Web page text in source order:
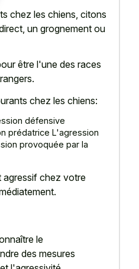
chez les chiens, citons
un grognement ou
être l'une des races
chez les chiens:
défensive
prédatrice L'agression
provoquée par la
agressif chez votre
le
des mesures